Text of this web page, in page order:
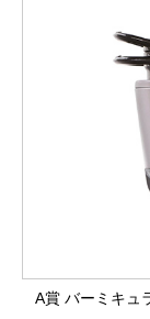
A賞 バーミキュ